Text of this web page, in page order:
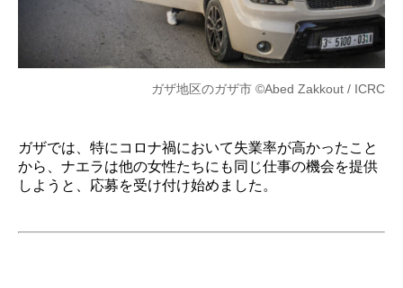
ガザ地区のガザ市 ©Abed Zakkout / ICRC
ガザでは、特にコロナ禍において失業率が高かったこと
から、ナエラは他の女性たちにも同じ仕事の機会を提供
しようと、応募を受け付け始めました。